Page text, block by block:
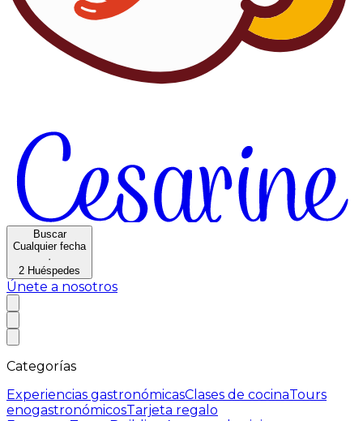
Buscar
Cualquier fecha
·
2 Huéspedes
Únete a nosotros
Categorías
Experiencias gastronómicasClases de cocinaTours
enogastronómicosTarjeta regalo